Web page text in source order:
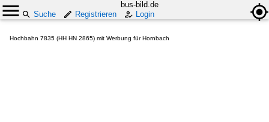
bus-bild.de
Suche
Registrieren Login
Hochbahn 7835 (HH HN 2865) mit Werbung für Hornbach